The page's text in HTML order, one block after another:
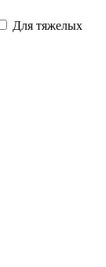
Для тяжелых